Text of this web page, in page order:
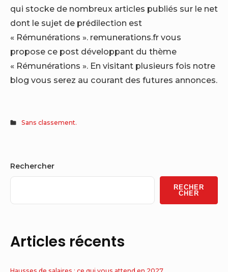
qui stocke de nombreux articles publiés sur le net
dont le sujet de prédilection est
« Rémunérations ». remunerations.fr vous
propose ce post développant du thème
« Rémunérations ». En visitant plusieurs fois notre
blog vous serez au courant des futures annonces.
Sans classement.
Sidebar
Widget
Area
Rechercher
RECHER
CHER
Articles récents